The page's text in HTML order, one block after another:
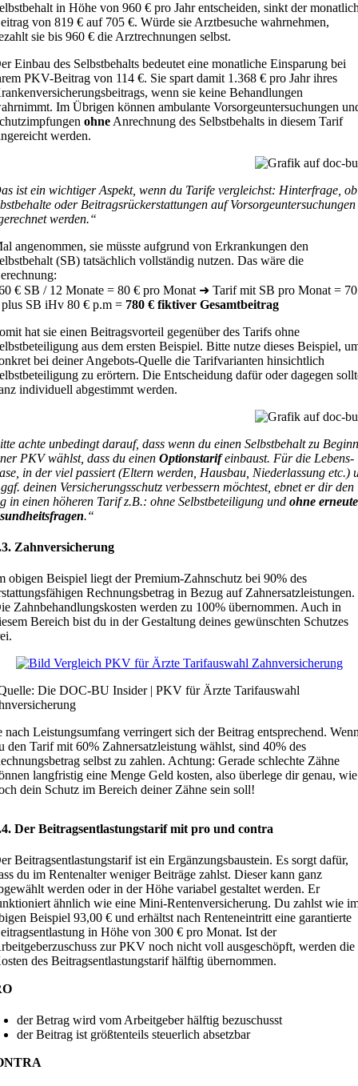
in Höhe von 960 € pro Jahr entscheiden, sinkt der
von 819 € auf 705 €. Würde sie Arztbesuche wahrnehmen,
sie bis 960 € die Arztrechnungen selbst.
Einbau des Selbstbehalts bedeutet eine monatliche Einsparung bei
PKV-Beitrag von 114 €. Sie spart damit 1.368 € pro Jahr ihres
wenn sie keine Behandlungen
Im Übrigen können ambulante Vorsorgeuntersuchungen
ohne Anrechnung des Selbstbehalts in diesem Tarif
werden.
ist ein wichtiger Aspekt, wenn du Tarife vergleichst: Hinterfrage, ob
oder Beitragsrückerstattungen auf Vorsorgeuntersuchungen
werden.“
angenommen, sie müsste aufgrund von Erkrankungen den
(SB) tatsächlich vollständig nutzen. Das wäre die
€ SB / 12 Monate = 80 € pro Monat ➜ Tarif mit SB pro Monat =
SB iHv 80 € p.m = 780 € fiktiver Gesamtbeitrag
hat sie einen Beitragsvorteil gegenüber des Tarifs ohne
aus dem ersten Beispiel. Bitte nutze dieses Beispiel,
bei deiner Angebots-Quelle die Tarifvarianten hinsichtlich
zu erörtern. Die Entscheidung dafür oder dagegen
individuell abgestimmt werden.
achte unbedingt darauf, dass wenn du einen Selbstbehalt zu
PKV wählst, dass du einenOptionstarifeinbaust. Für die Lebens-
in der viel passiert (Eltern werden, Hausbau, Niederlassung etc.)
deinen Versicherungsschutz verbessern möchtest, ebnet er dir den
in einen höheren Tarif z.B.: ohne Selbstbeteiligung undohne erneute
.“
Zahnversicherung
obigen Beispiel liegt der Premium-Zahnschutz bei 90% des
Rechnungsbetrag in Bezug auf Zahnersatzleistungen.
Zahnbehandlungskosten werden zu 100% übernommen. Auch in
Bereich bist du in der Gestaltung deines gewünschten Schutzes
Die DOC-BU Insider | PKV für Ärzte Tarifauswahl
nach Leistungsumfang verringert sich der Beitrag entsprechend.
den Tarif mit 60% Zahnersatzleistung wählst, sind 40% des
selbst zu zahlen. Achtung: Gerade schlechte Zähne
langfristig eine Menge Geld kosten, also überlege dir genau, wie
dein Schutz im Bereich deiner Zähne sein soll!
Der Beitragsentlastungstarif mit pro und contra
Beitragsentlastungstarif ist ein Ergänzungsbaustein. Es sorgt dafür,
du im Rentenalter weniger Beiträge zahlst. Dieser kann ganz
werden oder in der Höhe variabel gestaltet werden. Er
ähnlich wie eine Mini-Rentenversicherung. Du zahlst wie
Beispiel 93,00 € und erhältst nach Renteneintritt eine garantierte
in Höhe von 300 € pro Monat. Ist der
zur PKV noch nicht voll ausgeschöpft, werden die
des Beitragsentlastungstarif hälftig übernommen.
der Betrag wird vom Arbeitgeber hälftig bezuschusst
der Beitrag ist größtenteils steuerlich absetzbar